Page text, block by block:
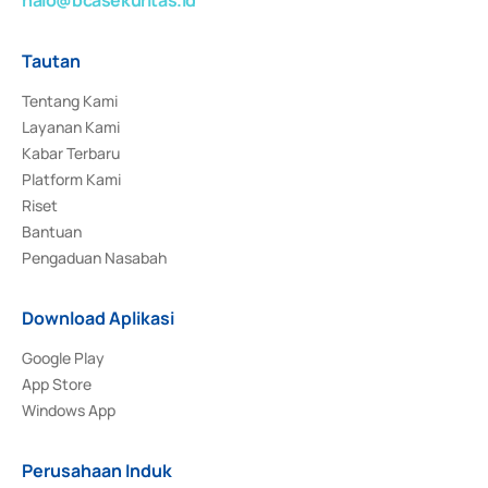
Tautan
Tentang Kami
Layanan Kami
Kabar Terbaru
Platform Kami
Riset
Bantuan
Pengaduan Nasabah
Download Aplikasi
Google Play
App Store
Windows App
Perusahaan Induk